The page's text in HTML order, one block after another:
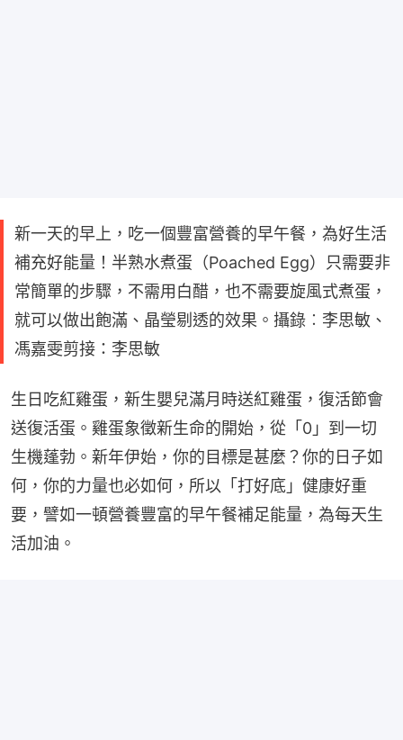
新一天的早上，吃一個豐富營養的早午餐，為好生活
補充好能量！半熟水煮蛋（Poached Egg）只需要非
常簡單的步驟，不需用白醋，也不需要旋風式煮蛋，
就可以做出飽滿、晶瑩剔透的效果。攝錄︰李思敏、
馮嘉雯剪接：李思敏
生日吃紅雞蛋，新生嬰兒滿月時送紅雞蛋，復活節會
送復活蛋。雞蛋象徵新生命的開始，從「0」到一切
生機蓬勃。新年伊始，你的目標是甚麼？你的日子如
何，你的力量也必如何，所以「打好底」健康好重
要，譬如一頓營養豐富的早午餐補足能量，為每天生
活加油。